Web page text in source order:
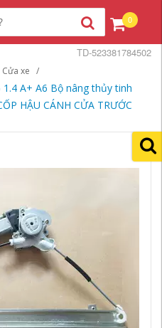
0
Cửa xe
A+ A6 Bộ nâng thủy tinh
HẬU CÁNH CỬA TRƯỚC
TD-523381784502